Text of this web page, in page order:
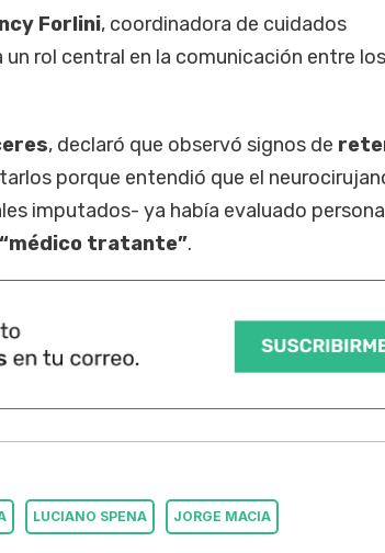
Forlini, coordinadora de cuidados
un rol central en la comunicación entre los
, declaró que observó signos de
porque entendió que el
imputados- ya había evaluado
“médico tratante”.
LUCIANO SPENA JORGE MACIA